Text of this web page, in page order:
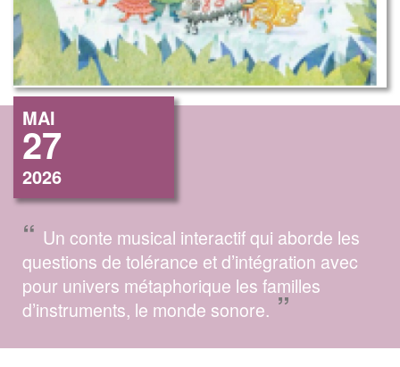
MAI
27
2026
“ Un conte musical interactif qui aborde les
questions de tolérance et d’intégration avec
pour univers métaphorique les familles
d’instruments, le monde sonore. ”